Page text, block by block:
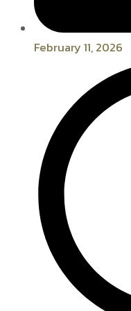
February 11, 2026